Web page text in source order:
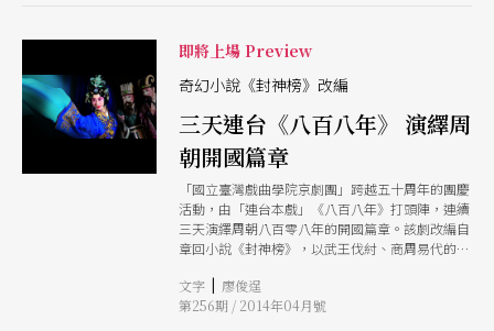
象，是美得不可方物的舞台美學。 以「書籍」意
象搭建的方型框格舞台，在每一次平台機關的旋轉
時，都像似翻閱一頁頁的小說章節，引動故事劇情
服裝造型甚至是小道具等，整體視覺元素的美學統
合敘事能力令人驚艷。導演透過「書頁」內外之
別，展現「作者籐夫人的真實人生境遇」，與「藤
夫人操弄筆下角色遭際，以暗暗吐露心事」的兩番
情貌，舞台調度可說是十分巧妙。 有趣的是，雖
將《光華之君》劇中的時空背景設定在唐代，但舞
台美學卻是處處日本文化中的「侘寂」與「物哀」
之美，實際上更貼近其轉譯的小說原本《源氏物
語》。這樣的處理，對於熟悉日本娛樂和文化旅
遊、卻不見得讀過《源氏物語》的台灣觀眾來說，
是很好的「體驗切入點」。嚐遍當代各種視聽娛樂
即將上場 Preview
奇幻小說《封神榜》改編
三天連台《八百八年》 演繹周
朝開國篇章
「國立臺灣戲曲學院京劇團」跨越五十周年的團慶
活動，由「連台本戲」《八百八年》打頭陣，連續
三天演繹周朝八百零八年的開國篇章。該劇改編自
章回小說《封神榜》，以武王伐紂、商周易代的歷
術、綢吊、軟骨功等雜耍特技，打造出人神妖聚
合，歷史與神話相融，馳騁想像的奇幻京劇。
文字 | 廖俊逞
第256期 / 2014年04月號